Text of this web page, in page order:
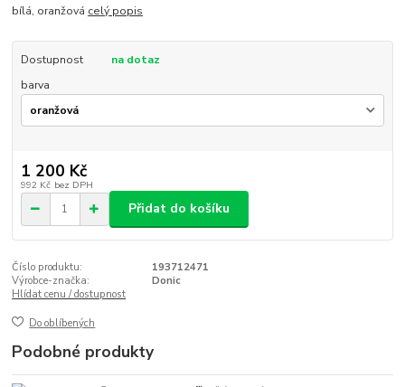
bílá, oranžová celý popis
Dostupnost
na dotaz
barva
1 200 Kč
992 Kč bez DPH
Přidat do košíku
Číslo produktu:
193712471
Výrobce-značka:
Donic
Hlídat cenu / dostupnost
Do oblíbených
Podobné produkty